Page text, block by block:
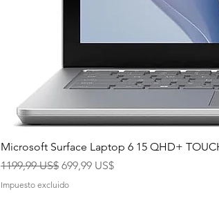
Microsoft Surface Laptop 6 15 QHD+
Precio
1199,99 US$ Precio de oferta
699,99 US$
Impuesto excluido